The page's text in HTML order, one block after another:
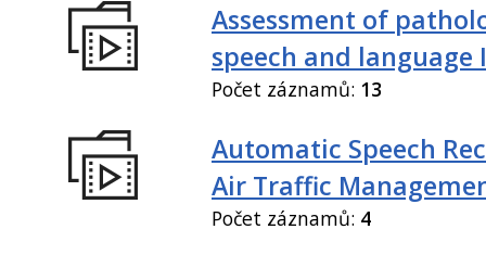
Assessment of
speech and language
Počet záznamů: 13
Automatic Speech
Air Traffic
Počet záznamů: 4